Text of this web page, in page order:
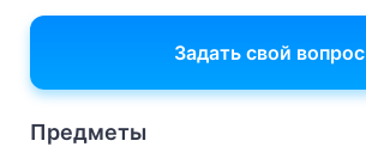
Задать свой вопрос
Предметы